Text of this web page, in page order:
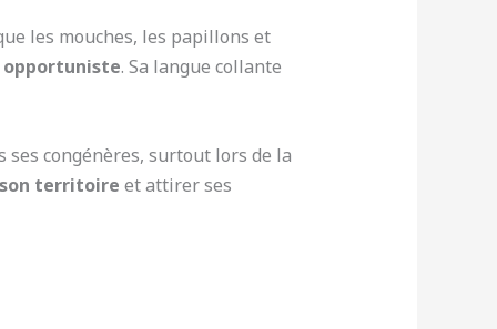
les mouches, les papillons et
. Sa langue collante
congénères, surtout lors de la
territoire et attirer ses